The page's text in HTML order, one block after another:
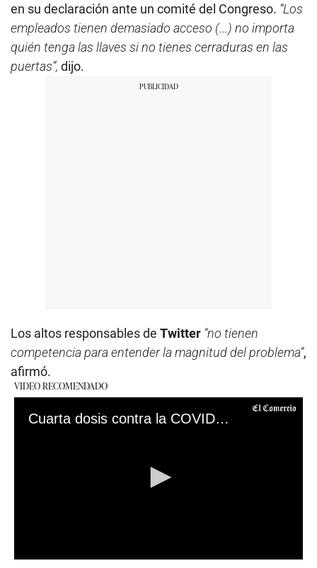
en su declaración ante un comité del Congreso. “Los
empleados tienen demasiado acceso (...) no importa
quién tenga las llaves si no tienes cerraduras en las
puertas”, dijo.
Los altos responsables de Twitter “no tienen
competencia para entender la magnitud del problema”,
afirmó.
VIDEO RECOMENDADO
Cuarta dosis contra la COVID-19: ¿Cuáles son los requisitos y a quiénes les corresponde?